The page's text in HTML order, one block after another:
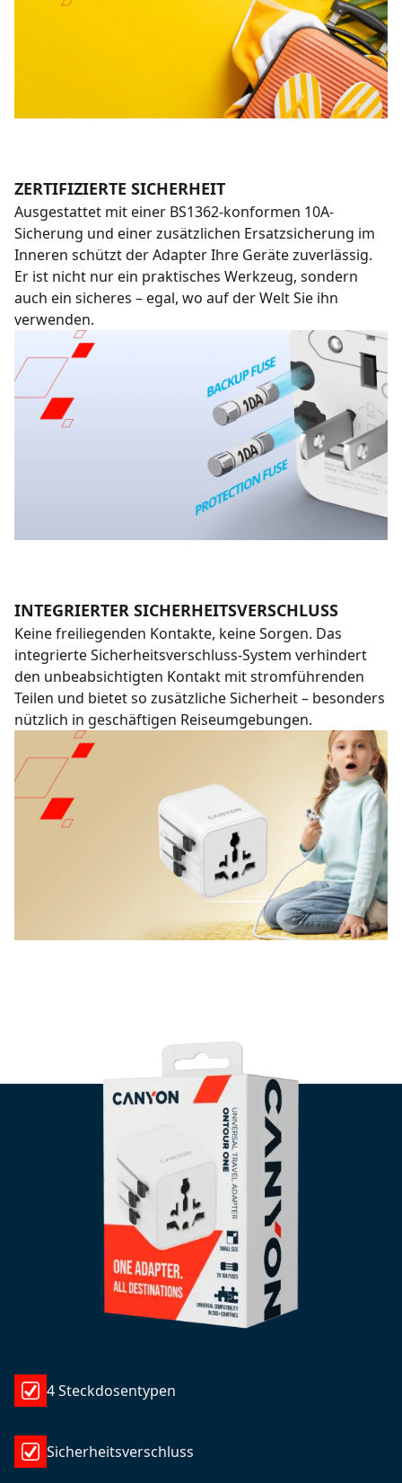
ZERTIFIZIERTE SICHERHEIT
Ausgestattet mit einer BS1362-konformen 10A-
Sicherung und einer zusätzlichen Ersatzsicherung im
Inneren schützt der Adapter Ihre Geräte zuverlässig.
Er ist nicht nur ein praktisches Werkzeug, sondern
auch ein sicheres – egal, wo auf der Welt Sie ihn
verwenden.
INTEGRIERTER SICHERHEITSVERSCHLUSS
Keine freiliegenden Kontakte, keine Sorgen. Das
integrierte Sicherheitsverschluss-System verhindert
den unbeabsichtigten Kontakt mit stromführenden
Teilen und bietet so zusätzliche Sicherheit – besonders
nützlich in geschäftigen Reiseumgebungen.
4 Steckdosentypen
Sicherheitsverschluss